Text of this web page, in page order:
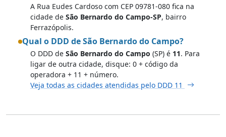
A Rua Eudes Cardoso com CEP 09781-080 fica na
cidade de São Bernardo do Campo-SP, bairro
Ferrazópolis.
Qual o DDD de São Bernardo do Campo?
O DDD de São Bernardo do Campo (SP) é 11. Para
ligar de outra cidade, disque: 0 + código da
operadora + 11 + número.
Veja todas as cidades atendidas pelo DDD 11